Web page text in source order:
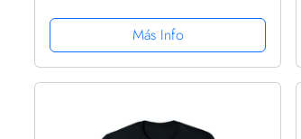
Más Info